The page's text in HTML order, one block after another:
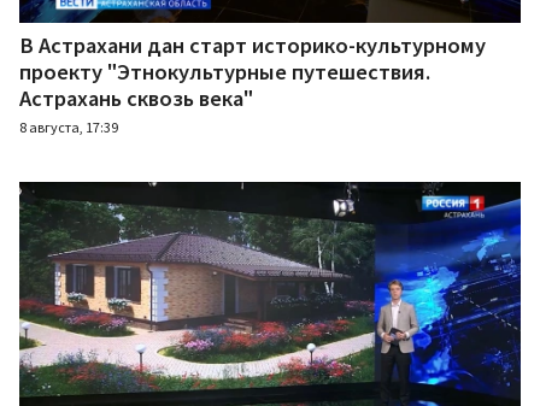
В Астрахани дан старт историко-культурному
проекту "Этнокультурные путешествия.
Астрахань сквозь века"
8 августа, 17:39